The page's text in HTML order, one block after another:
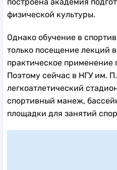
физической культуры.
Однако обучение в
только посещение лекций
практическое применение
Поэтому сейчас в НГУ им.
легкоатлетический
спортивный манеж,
площадки для занятий